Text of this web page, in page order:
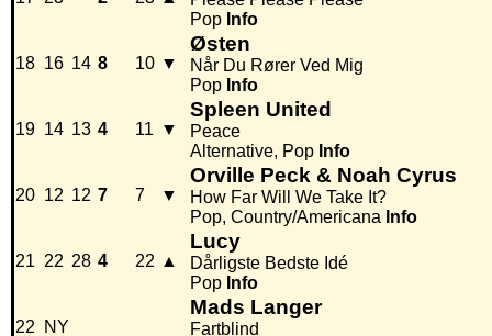
Pop Info
18 16 14 8 10 ▼
Østen
Når Du Rører Ved Mig
Pop Info
19 14 13 4 11 ▼
Spleen United
Peace
Alternative, Pop Info
20 12 12 7 7 ▼
Orville Peck & Noah Cyrus
How Far Will We Take It?
Pop, Country/Americana Info
21 22 28 4 22 ▲
Lucy
Dårligste Bedste Idé
Pop Info
22 NY
Mads Langer
Fartblind